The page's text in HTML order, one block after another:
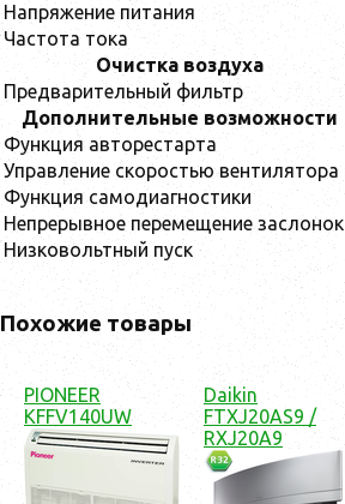
Напряжение питания
Частота тока
Очистка воздуха
Предварительный фильтр
Дополнительные возможности
Функция авторестарта
Управление скоростью вентилятора
Функция самодиагностики
Непрерывное перемещение заслонок
Низковольтный пуск
Похожие товары
PIONEER
KFFV140UW
Daikin
FTXJ20AS9 /
RXJ20A9